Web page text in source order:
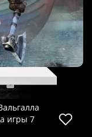
игры 7